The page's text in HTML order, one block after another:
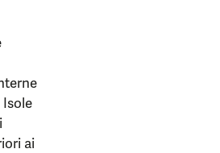
Isole
ai